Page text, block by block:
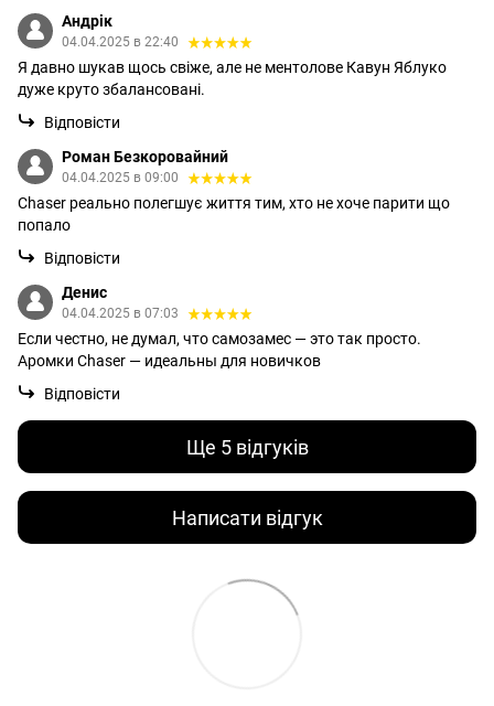
Андрік
04.04.2025 в 22:40
Я давно шукав щось свіже, але не ментолове Кавун Яблуко
дуже круто збалансовані.
Відповісти
Роман Безкоровайний
04.04.2025 в 09:00
Chaser реально полегшує життя тим, хто не хоче парити що
попало
Відповісти
Денис
04.04.2025 в 07:03
Если честно, не думал, что самозамес — это так просто.
Аромки Chaser — идеальны для новичков
Відповісти
Ще 5 відгуків
Написати відгук